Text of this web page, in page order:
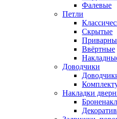
Фалевые
Петли
Скрытые
Ввёртные
Доводчики
Накладки